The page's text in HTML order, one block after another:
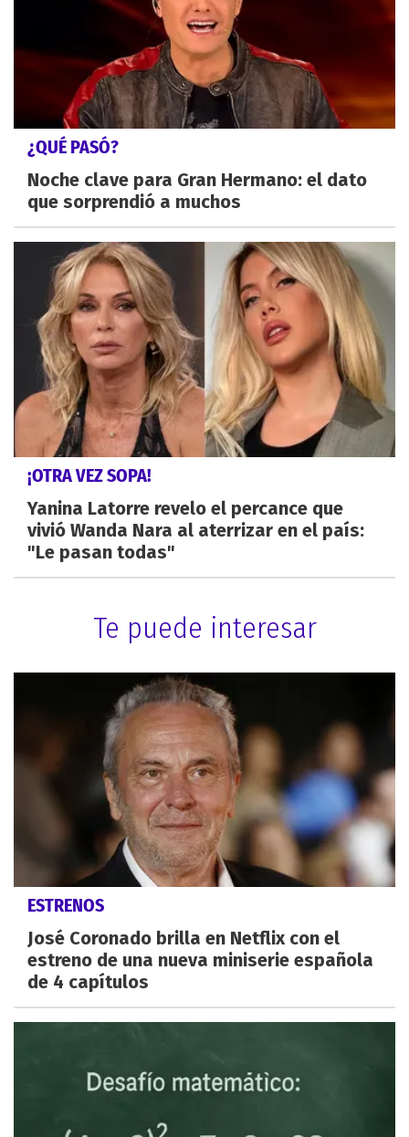
¿QUÉ PASÓ?
Noche clave para Gran Hermano: el dato
que sorprendió a muchos
¡OTRA VEZ SOPA!
Yanina Latorre revelo el percance que
vivió Wanda Nara al aterrizar en el país:
"Le pasan todas"
Te puede interesar
ESTRENOS
José Coronado brilla en Netflix con el
estreno de una nueva miniserie española
de 4 capítulos